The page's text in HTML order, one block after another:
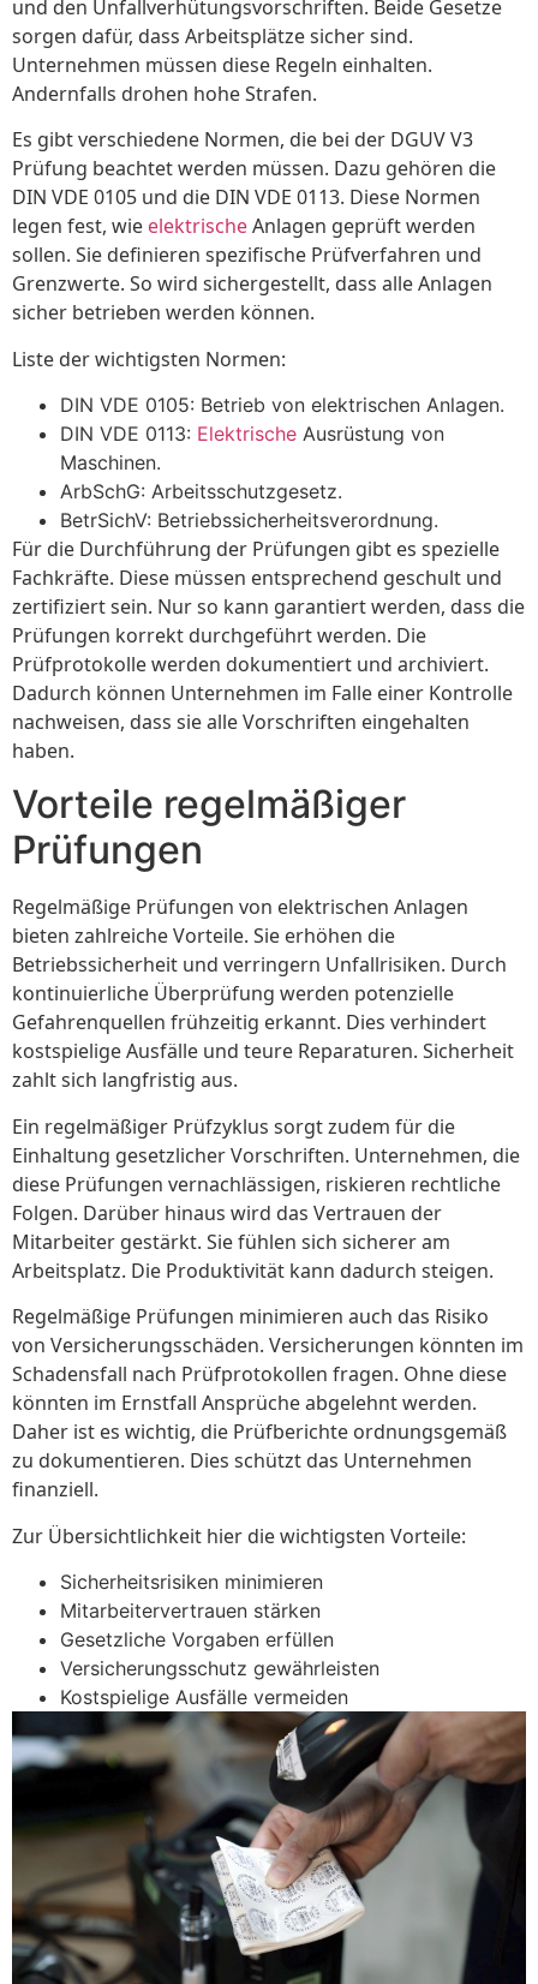
und den Unfallverhütungsvorschriften. Beide Gesetze
sorgen dafür, dass Arbeitsplätze sicher sind.
Unternehmen müssen diese Regeln einhalten.
Andernfalls drohen hohe Strafen.
Es gibt verschiedene Normen, die bei der DGUV V3
Prüfung beachtet werden müssen. Dazu gehören die
DIN VDE 0105 und die DIN VDE 0113. Diese Normen
legen fest, wie elektrischeAnlagen geprüft werden
sollen. Sie definieren spezifische Prüfverfahren und
Grenzwerte. So wird sichergestellt, dass alle Anlagen
sicher betrieben werden können.
Liste der wichtigsten Normen:
DIN VDE 0105: Betrieb von elektrischen Anlagen.
DIN VDE 0113: Elektrische Ausrüstung von
Maschinen.
ArbSchG: Arbeitsschutzgesetz.
BetrSichV: Betriebssicherheitsverordnung.
Für die Durchführung der Prüfungen gibt es spezielle
Fachkräfte. Diese müssen entsprechend geschult und
zertifiziert sein. Nur so kann garantiert werden, dass die
Prüfungen korrekt durchgeführt werden. Die
Prüfprotokolle werden dokumentiert und archiviert.
Dadurch können Unternehmen im Falle einer Kontrolle
nachweisen, dass sie alle Vorschriften eingehalten
haben.
Vorteile regelmäßiger
Prüfungen
Regelmäßige Prüfungen von elektrischen Anlagen
bieten zahlreiche Vorteile. Sie erhöhen die
Betriebssicherheit und verringern Unfallrisiken. Durch
kontinuierliche Überprüfung werden potenzielle
Gefahrenquellen frühzeitig erkannt. Dies verhindert
kostspielige Ausfälle und teure Reparaturen. Sicherheit
zahlt sich langfristig aus.
Ein regelmäßiger Prüfzyklus sorgt zudem für die
Einhaltung gesetzlicher Vorschriften. Unternehmen, die
diese Prüfungen vernachlässigen, riskieren rechtliche
Folgen. Darüber hinaus wird das Vertrauen der
Mitarbeiter gestärkt. Sie fühlen sich sicherer am
Arbeitsplatz. Die Produktivität kann dadurch steigen.
Regelmäßige Prüfungen minimieren auch das Risiko
von Versicherungsschäden. Versicherungen könnten im
Schadensfall nach Prüfprotokollen fragen. Ohne diese
könnten im Ernstfall Ansprüche abgelehnt werden.
Daher ist es wichtig, die Prüfberichte ordnungsgemäß
zu dokumentieren. Dies schützt das Unternehmen
finanziell.
Zur Übersichtlichkeit hier die wichtigsten Vorteile:
Sicherheitsrisiken minimieren
Mitarbeitervertrauen stärken
Gesetzliche Vorgaben erfüllen
Versicherungsschutz gewährleisten
Kostspielige Ausfälle vermeiden